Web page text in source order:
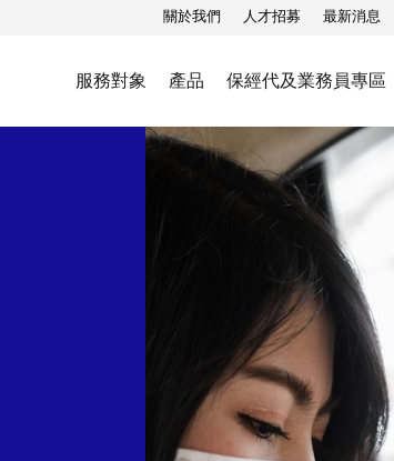
關於我們 人才招募 最新消息
服務對象 產品 保經代及業務員專區